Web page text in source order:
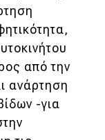
από την
ανάρτηση
-για